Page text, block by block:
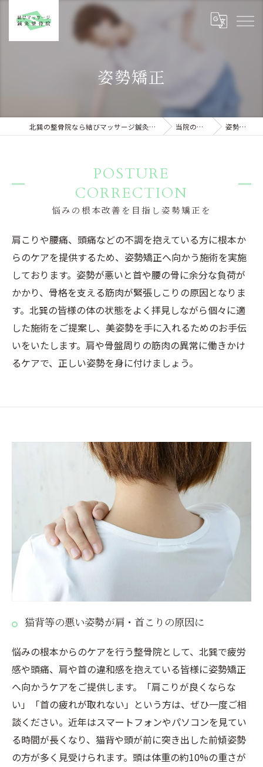
姿勢矯正
北巽の整骨院なら結びマッサージ鍼灸整骨院 当院の特徴 姿勢矯正
悩みの根本改善を目指し姿勢矯正を
POSTURE
CORRECTION
肩こりや腰痛、頭痛などの不調を抱えている方に根本か
らのケアを提供するため、姿勢矯正へ向かう施術を実施
しております。姿勢が悪いと首や腰の骨に余分な負荷が
かかり、骨格を支える筋肉が緊張しこりの原因となりま
す。北巽の皆様の体の状態をよく拝見しながら個々に適
した施術をご提案し、美姿勢を手に入れるためのお手伝
いをいたします。肩や骨盤周りの筋肉の異常に働きかけ
るケアで、正しい姿勢を身に付けましょう。
猫背等の悪い姿勢が肩・首こりの原因に
悩みの根本からのケアを行う整骨院として、北巽で疲労
感や頭痛、肩や首の違和感を抱えている皆様に姿勢矯正
へ向かうケアをご提供します。「肩こりが良くならな
い」「首の疲れが取れない」という方は、ぜひ一度ご相
談ください。近年はスマートフォンやパソコンを見てい
る時間が長くなり、猫背や頭が前に突き出した前傾姿勢
の方が多く見受けられます。頭は体重の約10%の重さが